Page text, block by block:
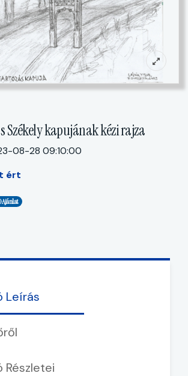
Székely kapujának kézi rajza
08-28 09:10:00
ért
Ajánlat
Leírás
Részletei